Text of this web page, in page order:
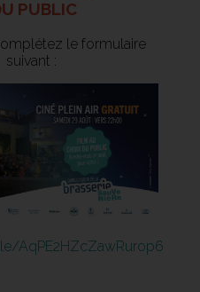
PUBLIC
le formulaire
suivant :
AqPE2HZcZawRurop6